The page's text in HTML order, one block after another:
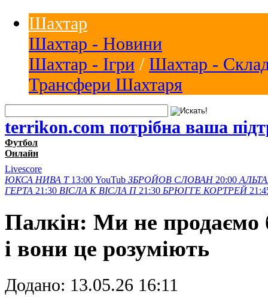
Шахтар
Шахтар - Новини
Шахтар - Ігри / Шахтар -
Трансфери Шахтаря
terrikon.com потрібна ваша
Футбол
Онлайн
Livescore
ЮКСА НИВА Т 13:00 YouTub ЗБРОЙОВ СЛОВАН 20:00
ГЕРТА 21:30 ВІСЛА K ВІСЛА П 21:30 БРЮГГЕ КОРТРЕЙ
Палкін: Ми не продаємо
і вони це розуміють
Додано: 13.05.26 16:11